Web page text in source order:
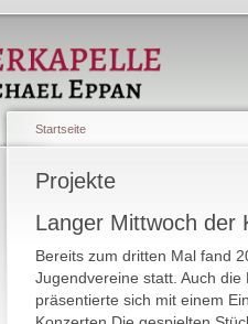
Startseite
Projekte
Langer Mittwoch der
Bereits zum dritten Mal fand
Jugendvereine statt. Auch
präsentierte sich mit einem